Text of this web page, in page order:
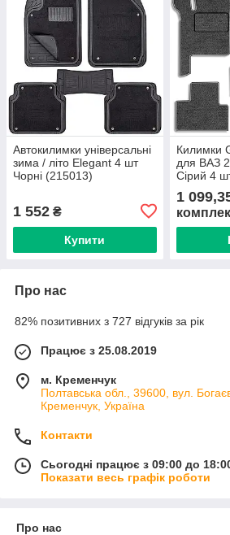
Автокилимки універсальні
зима / літо Elegant 4 шт
Чорні (215013)
1 552 ₴
Купити
Килимки
для ВАЗ
Сірий 4
1
Про нас
82% позитивних з 727 відгуків за рік
Працює з 25.08.2019
м. Кременчук
Полтавська обл., 39600, вул.
Кременчук, Україна
Контакти
Сьогодні працює з 09:00 до
Показати весь графік роботи
Про нас